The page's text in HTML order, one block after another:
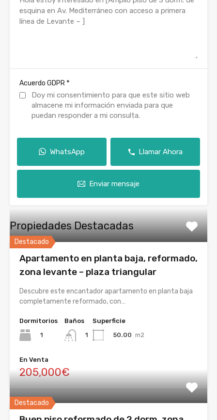
Acuerdo GDPR *
Doy mi consentimiento para que este sitio web
almacene mi información enviada para que
puedan responder a mi consulta.
WhatsApp Llamar Ahora
Enviar mensaje
Propiedades Destacadas
Destacado
Apartamento en planta baja, reformado,
zona levante – plaza triangular
Descubre este encantador apartamento en planta baja
completamente reformado, con…
Dormitorios
1
Baños
1
Superficie
50.00 m2
En Venta
205,000€
Destacado